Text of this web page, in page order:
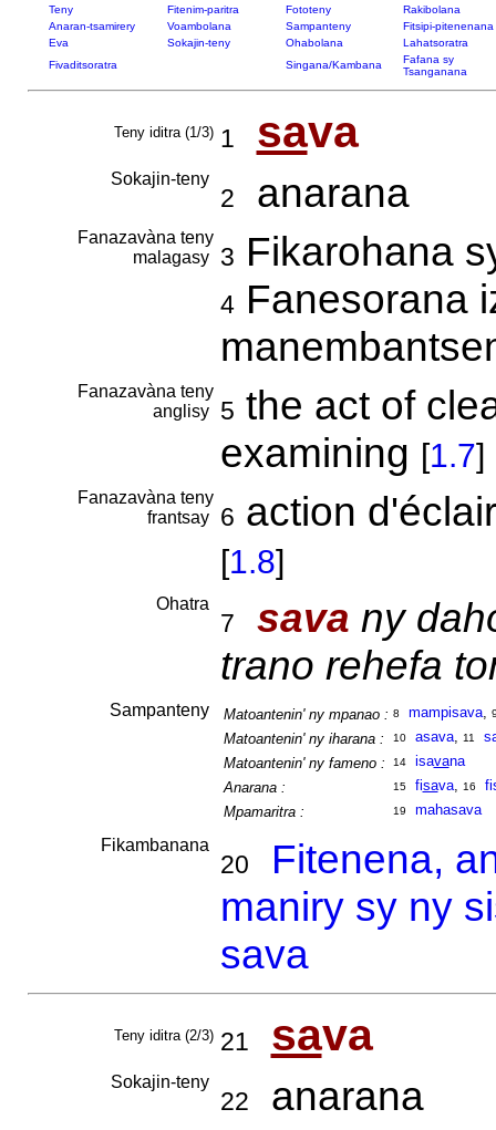
Teny Fitenim-paritra Fototeny
Rakibolana
Anaran-tsamirery
Voambolana Sampanteny
Fitsipi-pitenenana
Eva
Sokajin-teny Ohabolana
Lahatsoratra
Fivaditsoratra
Singana/Kambana
Fafana sy
Tsanganana
Teny iditra (1/3) 1 sava
Sokajin-teny
2 anarana
Fanazavàna teny
malagasy
3 Fikarohana
4Fanesorana
Fanazavàna teny
anglisy
5 the act of
examining [1.7]
Fanazavàna teny
frantsay
6 action
[1.8]
Ohatra
7 sava ny
trano rehefa
Sampanteny Matoantenin' ny mpanao : 8 mampisava,
Matoantenin' ny iharana : 10 asava, 11
Matoantenin' ny fameno :
14 isavana
Anarana :
15 fisava, 16
Mpamaritra :
19 mahasava
Fikambanana
20
Fitenena,
maniry sy ny
sava
Teny iditra (2/3) 21 sava
Sokajin-teny
22 anarana